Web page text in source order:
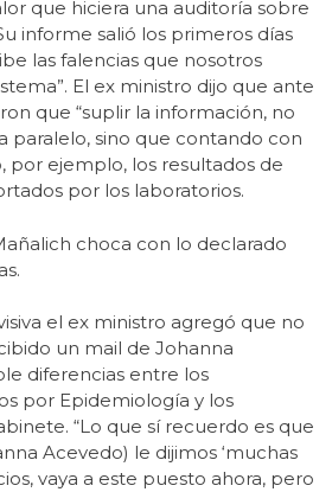
que hiciera una auditoría sobre
informe salió los primeros días
las falencias que nosotros
El ex ministro dijo que ante
que “suplir la información, no
paralelo, sino que contando con
por ejemplo, los resultados de
por los laboratorios.
choca con lo declarado
el ex ministro agregó que no
un mail de Johanna
diferencias entre los
por Epidemiología y los
“Lo que sí recuerdo es que
Acevedo) le dijimos ‘muchas
vaya a este puesto ahora, pero